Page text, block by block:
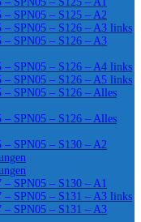
SPN05 – S125 – A2
SPN05 – S126 – A3 links
SPN05 – S126 – A3
SPN05 – S126 – A4 links
SPN05 – S126 – A5 links
SPN05 – S126 – Alles
SPN05 – S126 – Alles
SPN05 – S130 – A2
SPN05 – S130 – A1
SPN05 – S131 – A3 links
SPN05 – S131 – A3